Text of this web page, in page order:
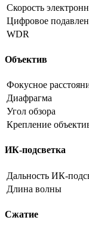
Скорость
Цифровое
WDR
Объектив
Фокусное
Диафрагма
Угол обзора
Крепление
ИК-подсветка
Дальность ИК-
Длина волны
Сжатие